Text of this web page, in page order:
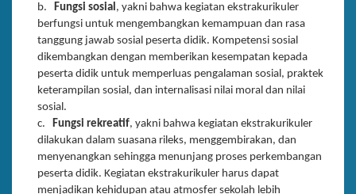
b.
Fungsi sosial , yakni bahwa kegiatan ekstrakurikuler
berfungsi untuk mengembangkan kemampuan dan rasa
tanggung jawab sosial peserta didik. Kompetensi sosial
dikembangkan dengan memberikan kesempatan kepada
peserta didik untuk memperluas pengalaman sosial, praktek
keterampilan sosial, dan internalisasi nilai moral dan nilai
sosial.
c.
Fungsi rekreatif, yakni bahwa kegiatan ekstrakurikuler
dilakukan dalam suasana rileks, menggembirakan, dan
menyenangkan sehingga menunjang proses perkembangan
peserta didik. Kegiatan ekstrakurikuler harus dapat
menjadikan kehidupan atau atmosfer sekolah lebih